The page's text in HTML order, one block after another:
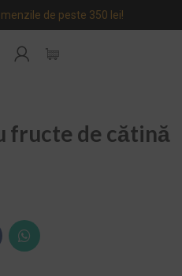
de peste 350 lei!
fructe de cătină